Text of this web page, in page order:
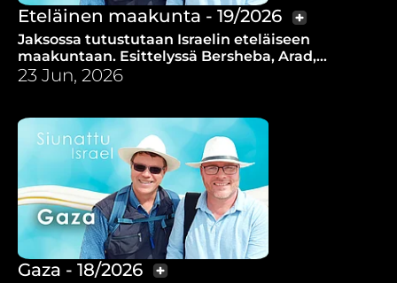
Eteläinen maakunta - 19/2026
Jaksossa tutustutaan Israelin eteläiseen
maakuntaan. Esittelyssä Bersheba, Arad,
Dimona ja Mizpe Ramon.
23 Jun, 2026
Gaza - 18/2026